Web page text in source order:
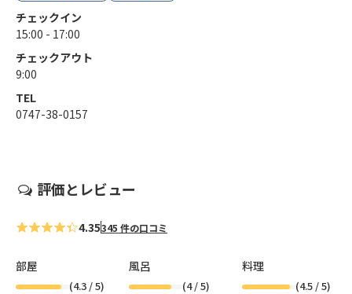
チェックイン
15:00 - 17:00
チェックアウト
9:00
TEL
0747-38-0157
評価とレビュー
4.35345 件の口コミ
部屋
(4.3 / 5)
風呂
(4/ 5)
料理
(4.5 / 5)